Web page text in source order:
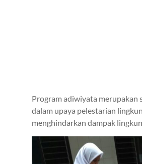
Program adiwiyata merupakan
dalam upaya pelestarian
menghindarkan dampak